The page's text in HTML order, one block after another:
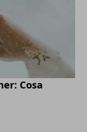
Cosa